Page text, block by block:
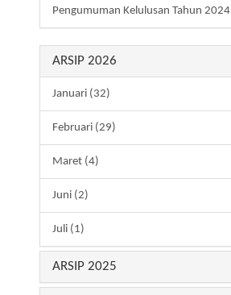
Pengumuman Kelulusan Tahun 2024
ARSIP 2026
Januari (32)
Februari (29)
Maret (4)
Juni (2)
Juli (1)
ARSIP 2025